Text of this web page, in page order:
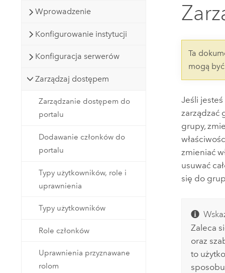
Wprowadzenie
Konfigurowanie instytucji
Konfiguracja serwerów
Zarządzaj dostępem
Zarządzanie dostępem do
portalu
Dodawanie członków do
portalu
Typy użytkowników, role i
uprawnienia
Typy użytkowników
Role członków
Uprawnienia przyznawane
rolom
Ta
mogą
Jeśli
zarządzać
grupy,
zmieniać
usuwać
się do
Zaleca
oraz
to